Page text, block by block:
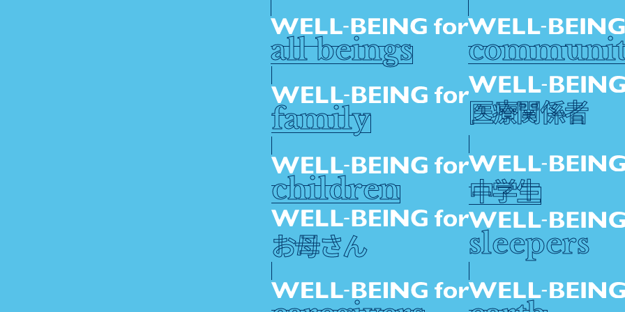
all beings
family
医療関係者
children
中学生
お母さん
sleepers